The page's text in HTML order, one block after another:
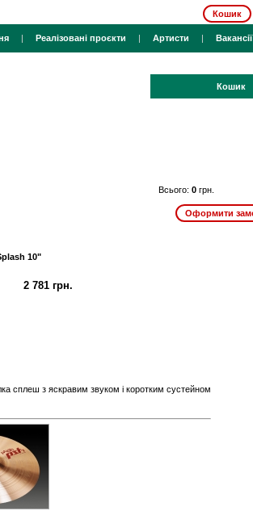
Кошик
| Реалізовані проєкти | Артисти | Вакансії
Кошик
Всього: 0 грн.
10"
2 781 грн.
сплеш з яскравим звуком і коротким сустейном